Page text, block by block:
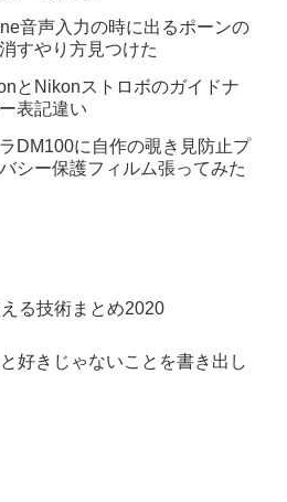
音声入力の時に出るポーンの
すやり方見つけた
とNikonストロボのガイドナ
表記違い
DM100に自作の覗き見防止プ
シー保護フィルム張ってみた
る技術まとめ2020
好きじゃないことを書き出し